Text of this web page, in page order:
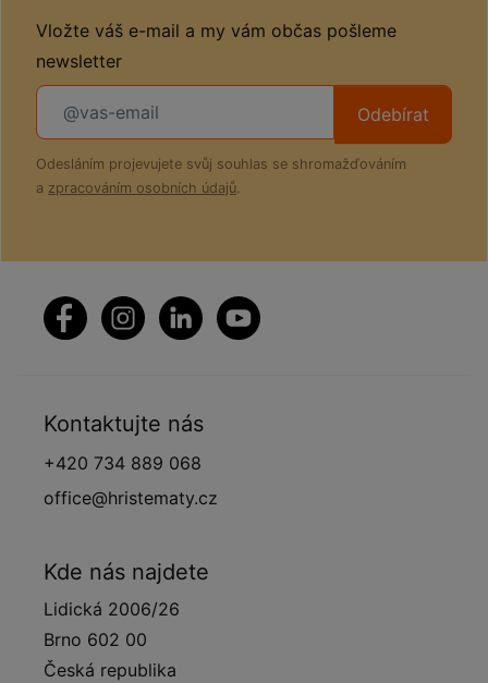
Vložte váš e-mail a my vám občas pošleme
newsletter
Odebírat
Odesláním projevujete svůj souhlas se shromažďováním
a zpracováním osobních údajů.
Kontaktujte nás
+420 734 889 068
office@hristematy.cz
Kde nás najdete
Lidická 2006/26
Brno 602 00
Česká republika